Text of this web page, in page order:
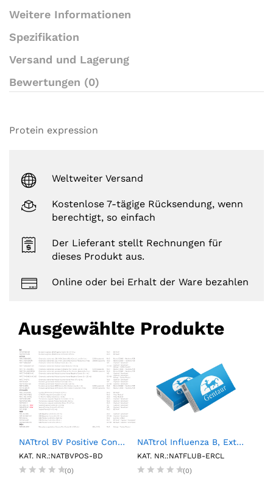
n
Weitere Informationen
Spezifikation
Versand und Lagerung
Bewertungen (0)
Protein expression
Weltweiter Versand
Kostenlose 7-tägige Rücksendung, wenn
berechtigt, so einfach
Der Lieferant stellt Rechnungen für
dieses Produkt aus.
Online oder bei Erhalt der Ware bezahlen
Ausgewählte Produkte
NATtrol BV Positive Control (6 X 0.15mL)
KAT. NR.:NATBVPOS-BD
(0)
NATtrol Influenza B, External Run Control, Low (6 X 1 mL)
KAT. NR.:NATFLUB-ERCL
(0)